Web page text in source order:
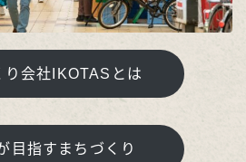
り会社IKOTASとは
目指すまちづくり